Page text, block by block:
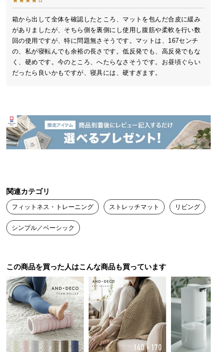
送
料
に
つ
い
て
品
の
配
い
て
中
型
の
配
送
に
つ
い
て
箱から出して全体を確認したところ、マットを包んだ合皮に緩み
がありましたが、そちら側を裏側にし使用し腹筋や柔軟を行い数
回の使用ですが、特に問題無さそうです。マットは、167センチ
の、私が寝転んでも余裕の長さです。低反発でも、高反発でもな
く、硬めです。今のところ、へたらなさそうです。お昼頃ぐらい
だったら良いかもですが、寝具には、硬すぎます。
関連カテゴリ
フィットネス・トレーニング ストレッチマット リビング
シンプル／ベーシック
この商品を買った人はこんな商品も買っています